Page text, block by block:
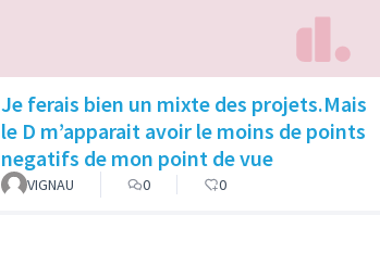
Je ferais bien un mixte des projets.Mais
le D m’apparait avoir le moins de points
negatifs de mon point de vue
VIGNAU 0 0